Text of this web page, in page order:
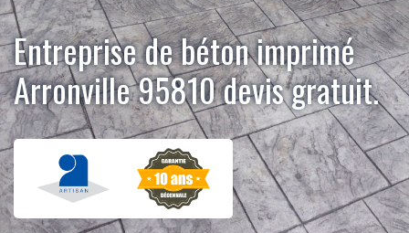
Entreprise de béton imprimé
Arronville 95810 devis gratuit.